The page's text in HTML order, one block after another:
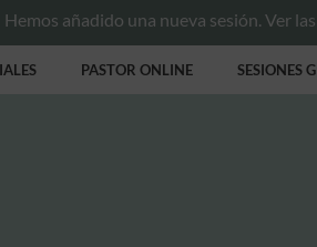
Hemos añadido una nueva sesión. Ver las
PASTOR ONLINE SESIONES